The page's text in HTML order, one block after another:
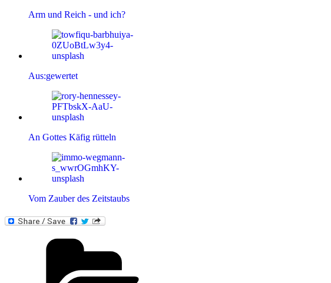
Arm und Reich - und ich?
Aus:gewertet
An Gottes Käfig rütteln
Vom Zauber des Zeitstaubs